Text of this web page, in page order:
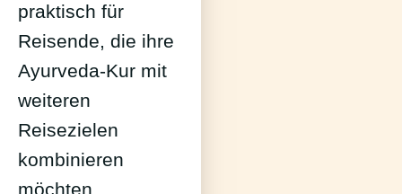
praktisch für
Reisende, die ihre
Ayurveda-Kur mit
weiteren
Reisezielen
kombinieren
möchten.